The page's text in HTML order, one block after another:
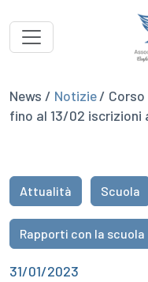
News / Notizie/
fino al 13/02 iscrizioni
Attualità Scuola
Rapporti con la scuola
31/01/2023